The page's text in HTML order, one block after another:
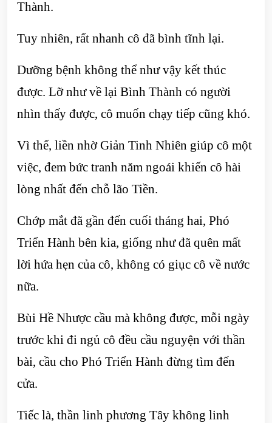
Thành.
Tuy nhiên, rất nhanh cô đã bình tĩnh lại.
Dưỡng bệnh không thể như vậy kết thúc
được. Lỡ như về lại Bình Thành có người
nhìn thấy được, cô muốn chạy tiếp cũng khó.
Vì thế, liền nhờ Giản Tinh Nhiên giúp cô một
việc, đem bức tranh năm ngoái khiến cô hài
lòng nhất đến chỗ lão Tiền.
Chớp mắt đã gần đến cuối tháng hai, Phó
Triển Hành bên kia, giống như đã quên mất
lời hứa hẹn của cô, không có giục cô về nước
nữa.
Bùi Hề Nhược cầu mà không được, mỗi ngày
trước khi đi ngủ cô đều cầu nguyện với thần
bài, cầu cho Phó Triển Hành đừng tìm đến
cửa.
Tiếc là, thần linh phương Tây không linh